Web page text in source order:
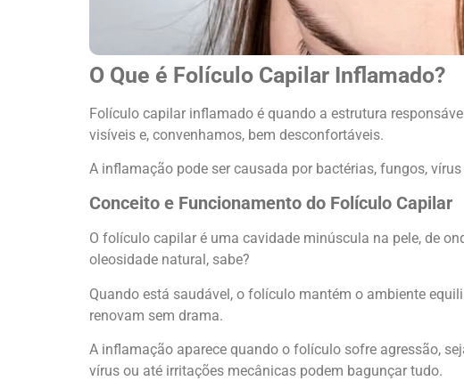
O Que é Folículo Capilar Inflamado?
Folículo capilar inflamado é quando a estrutura
visíveis e, convenhamos, bem desconfortáveis.
A inflamação pode ser causada por bactérias, fungos,
Conceito e Funcionamento do Folículo Capilar
O folículo capilar é uma cavidade minúscula na pele, de
oleosidade natural, sabe?
Quando está saudável, o folículo mantém o ambiente
renovam sem drama.
A inflamação aparece quando o folículo sofre agressão,
vírus ou até irritações mecânicas podem bagunçar tudo.